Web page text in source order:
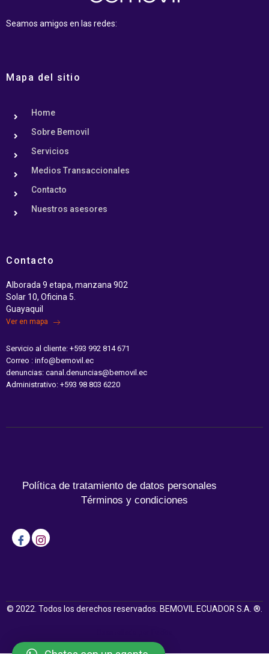
Seamos amigos en las redes:
Mapa del sitio
Home
Sobre Bemovil
Servicios
Medios Transaccionales
Contacto
Nuestros asesores
Contacto
Alborada 9 etapa, manzana 902
Solar 10, Oficina 5.
Guayaquil
Ver en mapa
Servicio al cliente: +593 992 814 671
Correo : info@bemovil.ec
denuncias: canal.denuncias@bemovil.ec
Administrativo: +593 98 803 6220
Política de tratamiento de datos personales
Términos y condiciones
© 2022. Todos los derechos reservados. BEMOVIL ECUADOR S.A. ®.